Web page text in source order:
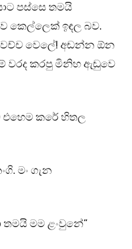
පස්සෙ තමයි
කෙල්ලෙක් ඉඳල බව.
වෙලේ! අඬන්න ඕන
වරද කරපු මිනිහ ඇඬුවෙ
එහෙම කරේ හිතල
මං ගැන
තමයි මම ළංවුනේ”